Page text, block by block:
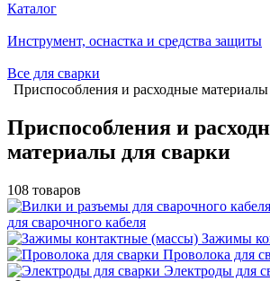
Каталог
Инструмент, оснастка и средства защиты
Все для сварки
Приспособления и расходные материалы
Приспособления и
материалы для сварки
108 товаров
для сварочного кабеля
Зажимы
Проволока для
Электроды для